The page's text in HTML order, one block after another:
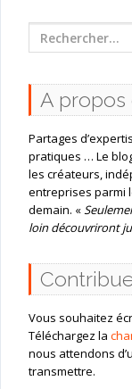
Rechercher
:
A
Partages
pratiques … Le
les créateurs,
entreprises parmi
demain. «
loin découvriront
Vous souhaitez
Téléchargez la
nous attendons
transmettre.